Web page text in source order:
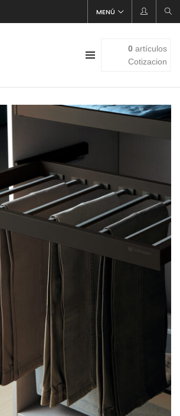
MENÚ
0artículos
Cotizacion